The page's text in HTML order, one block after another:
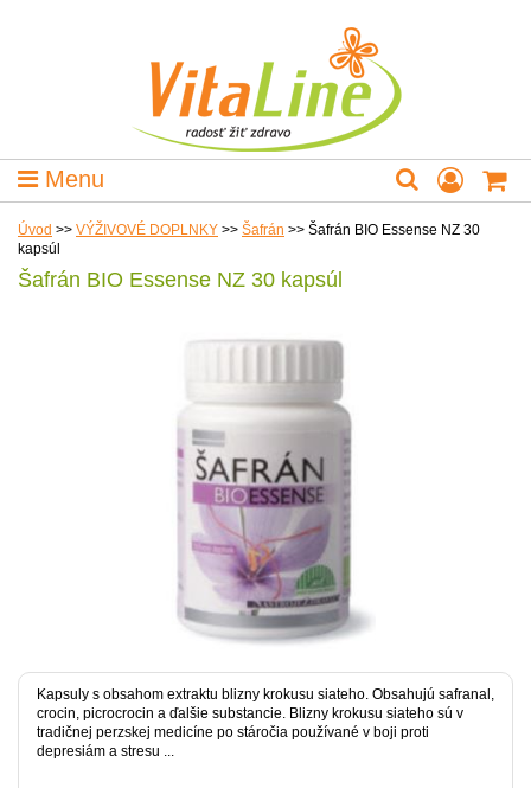
Menu
Úvod >> VÝŽIVOVÉ DOPLNKY >> Šafrán >> Šafrán BIO Essense NZ 30
kapsúl
Šafrán BIO Essense NZ 30 kapsúl
Kapsuly s obsahom extraktu blizny krokusu siateho. Obsahujú safranal,
crocin, picrocrocin a ďalšie substancie. Blizny krokusu siateho sú v
tradičnej perzskej medicíne po stáročia používané v boji proti
depresiám a stresu ...